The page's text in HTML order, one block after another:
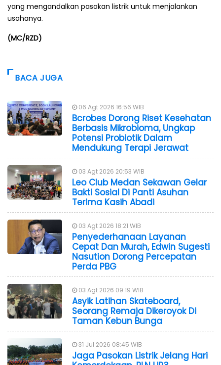
yang mengandalkan pasokan listrik untuk menjalankan
usahanya.
(MC/RZD)
BACA JUGA
06 Agt 2026 16:56 WIB
Bcrobes Dorong Riset Kesehatan
Berbasis Mikrobioma, Ungkap
Potensi Probiotik Dalam
Mendukung Terapi Jerawat
03 Agt 2026 20:53 WIB
Leo Club Medan Sekawan Gelar
Bakti Sosial Di Panti Asuhan
Terima Kasih Abadi
03 Agt 2026 18:21 WIB
Penyederhanaan Layanan
Cepat Dan Murah, Edwin Sugesti
Nasution Dorong Percepatan
Perda PBG
03 Agt 2026 09:19 WIB
Asyik Latihan Skateboard,
Seorang Remaja Dikeroyok Di
Taman Kebun Bunga
31 Jul 2026 08:45 WIB
Jaga Pasokan Listrik Jelang Hari